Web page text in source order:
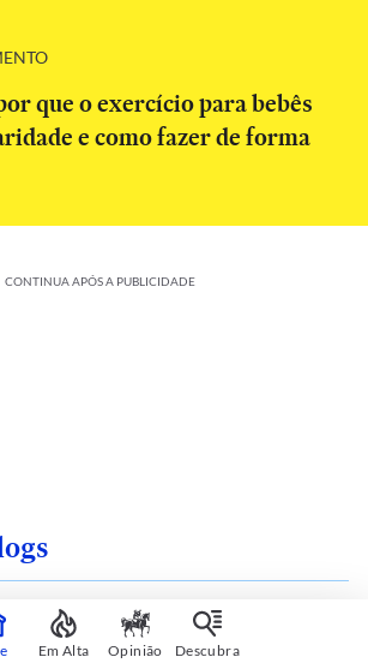
que o exercício para bebês
e como fazer de forma
CONTINUA APÓS A PUBLICIDADE
Em Alta Opinião Descubra